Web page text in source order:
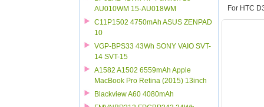
AU010WM 15-AU018WM
C11P1502 4750mAh ASUS ZENPAD
10
VGP-BPS33 43Wh SONY VAIO SVT-
14 SVT-15
A1582 A1502 6559mAh Apple
MacBook Pro Retina (2015) 13inch
Blackview A60 4080mAh
For HTC